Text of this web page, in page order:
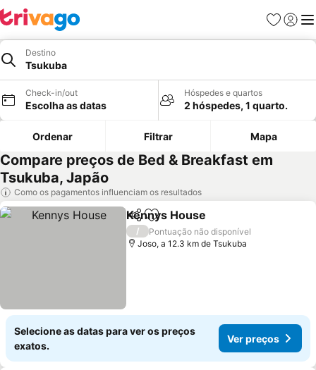
Favoritos
Iniciar
Destino
Tsukuba
Check-in/out
Escolha as datas
Hóspedes e quartos
2 hóspedes, 1 quarto.
Ordenar Filtrar Mapa
Compare preços de Bed & Breakfast em
Tsukuba, Japão
Como os pagamentos influenciam os resultados
PartilharAdicionar aos favoritos
Kennys House
/
Pontuação não disponível
Joso, a 12.3 km de Tsukuba
Selecione as datas para ver os preços
exatos.
Ver preços